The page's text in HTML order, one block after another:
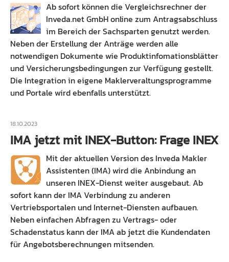
Ab sofort können die Vergleichsrechner der
Inveda.net GmbH online zum Antragsabschluss
im Bereich der Sachsparten genutzt werden.
Neben der Erstellung der Anträge werden alle
notwendigen Dokumente wie Produktinfomationsblätter
und Versicherungsbedingungen zur Verfügung gestellt.
Die Integration in eigene Maklerveraltungsprogramme
und Portale wird ebenfalls unterstützt.
18.10.2023
IMA jetzt mit INEX-Button: Frage INEX
Mit der aktuellen Version des Inveda Makler
Assistenten (IMA) wird die Anbindung an
unseren INEX-Dienst weiter ausgebaut. Ab
sofort kann der IMA Verbindung zu anderen
Vertriebsportalen und Internet-Diensten aufbauen.
Neben einfachen Abfragen zu Vertrags- oder
Schadenstatus kann der IMA ab jetzt die Kundendaten
für Angebotsberechnungen mitsenden.